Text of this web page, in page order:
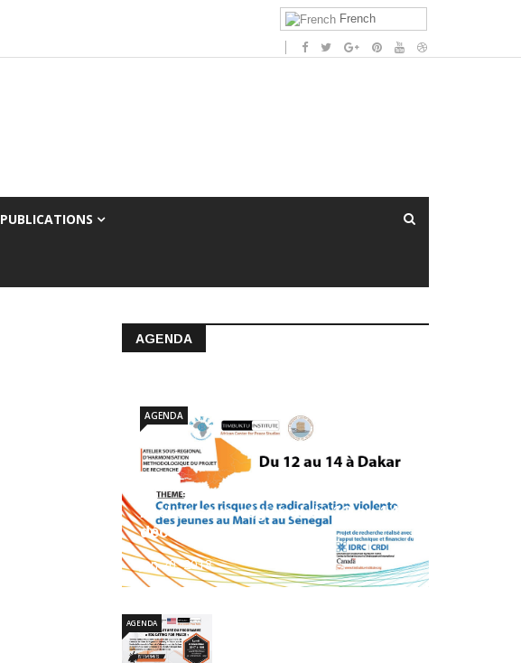
French
PUBLICATIONS
AGENDA
Atelier sous-régional du 12 au 14
décembre 2017
Jan 20, 2018
AGENDA
AGENDA